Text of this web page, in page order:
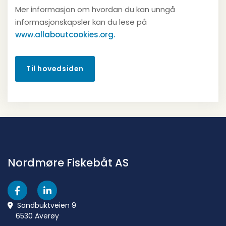
Mer informasjon om hvordan du kan unngå
informasjonskapsler kan du lese på
www.allaboutcookies.org.
Til hovedsiden
Nordmøre Fiskebåt AS
 Sandbuktveien 9
6530 Averøy